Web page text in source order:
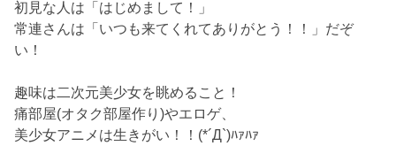
初見な人は「はじめまして！」
常連さんは「いつも来てくれてありがとう！！」だぞ
い！
趣味は二次元美少女を眺めること！
痛部屋(オタク部屋作り)やエロゲ、
美少女アニメは生きがい！！(*´Д`)ﾊｧﾊｧ